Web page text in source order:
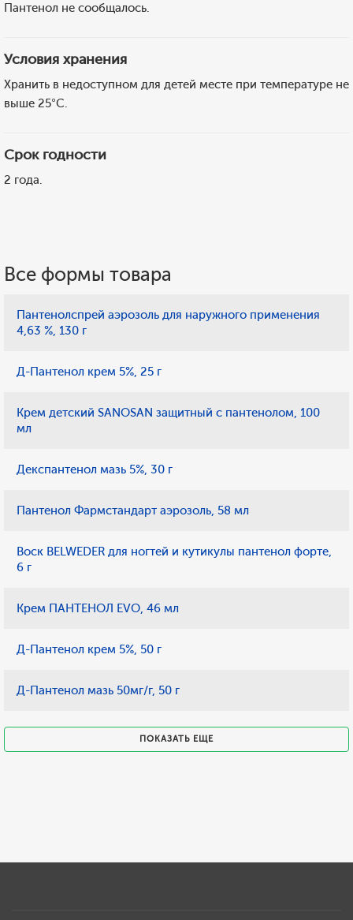
Пантенол не сообщалось.
Условия хранения
Хранить в недоступном для детей месте при температуре не
выше 25°C.
Срок годности
2 года.
Все формы товара
Пантенолспрей аэрозоль для наружного применения
4,63 %, 130 г
Д-Пантенол крем 5%, 25 г
Крем детский SANOSAN защитный с пантенолом, 100
мл
Декспантенол мазь 5%, 30 г
Пантенол Фармстандарт аэрозоль, 58 мл
Воск BELWEDER для ногтей и кутикулы пантенол форте,
6 г
Крем ПАНТЕНОЛ EVO, 46 мл
Д-Пантенол крем 5%, 50 г
Д-Пантенол мазь 50мг/г, 50 г
ПОКАЗАТЬ ЕЩЕ